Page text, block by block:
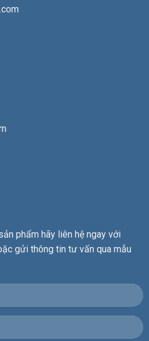
phẩm hãy liên hệ ngay với
gửi thông tin tư vấn qua mẫu